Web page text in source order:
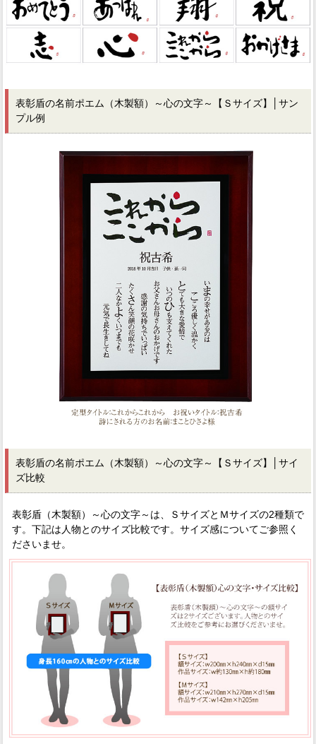
表彰盾の名前ポエム（木製額）～心の文字～【Ｓサイズ】│サン
プル例
表彰盾の名前ポエム（木製額）～心の文字～【Ｓサイズ】│サイ
ズ比較
表彰盾（木製額）～心の文字～は、ＳサイズとＭサイズの2種類で
す。下記は人物とのサイズ比較です。サイズ感についてご参照く
ださいませ。